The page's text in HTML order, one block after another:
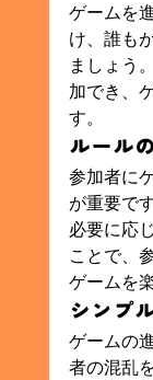
ゲームを
け、誰も
ましょう
加でき、
す。
ルール
参加者に
が重要で
必要に応
ことで、
ゲームを
シンプ
ゲームの
者の混乱